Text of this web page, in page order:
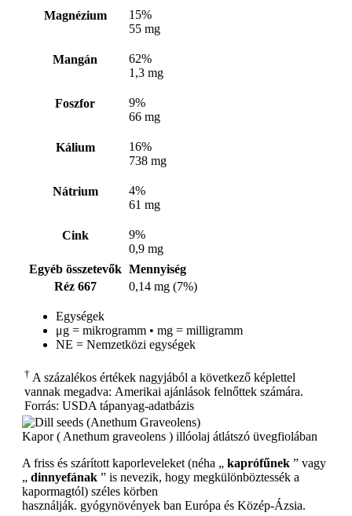
Magnézium
15%
55 mg
Mangán
62%
1,3 mg
Foszfor
9%
66 mg
Kálium
16%
738 mg
Nátrium
4%
61 mg
Cink
9%
0,9 mg
Egyéb összetevők Mennyiség
Réz 667
0,14 mg (7%)
Egységek
μg = mikrogramm • mg = milligramm
NE = Nemzetközi egységek
† A százalékos értékek nagyjából a következő képlettel
vannak megadva: Amerikai ajánlások felnőttek számára.
Forrás: USDA tápanyag-adatbázis
Kapor ( Anethum graveolens ) illóolaj átlátszó üvegfiolában
A friss és szárított kaporleveleket (néha „ kaprófűnek ” vagy
„ dinnyefának ” is nevezik, hogy megkülönböztessék a
kapormagtól) széles körben
használják. gyógynövények ban Európa és Közép-Ázsia.